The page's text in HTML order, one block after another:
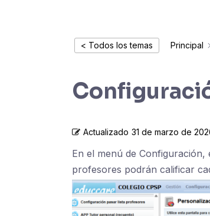
< Todos los temas Principal
Actualizado 31 de marzo de
En el menú de
profesores podrán calificar